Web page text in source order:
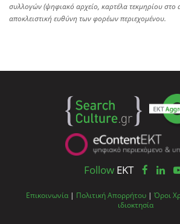
συλλογών (ψηφιακό αρχείο, καρτέλα τεκμηρίου στο
αποκλειστική ευθύνη των φορέων περιεχομένου.
Follow EKT
Επικοινωνία | Πολιτική Απορρήτου | Όροι
ιδιοκτησία